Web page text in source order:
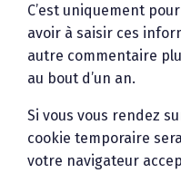
C’est uniquement
avoir à saisir ces
autre commentaire
au bout d’un an.
Si vous vous rendez
cookie temporaire
votre navigateur